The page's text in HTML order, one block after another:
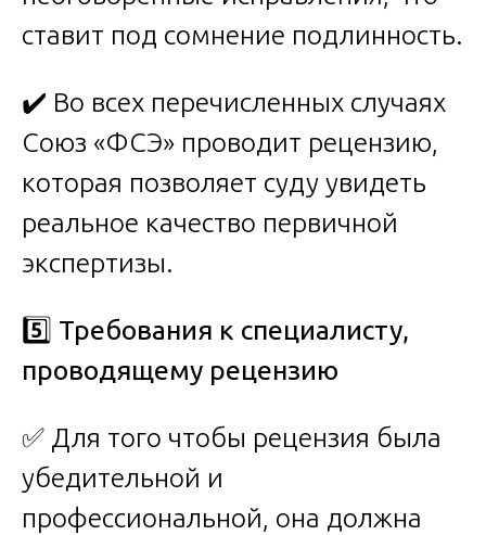
ставит под сомнение подлинность.
✔️ Во всех перечисленных случаях
Союз «ФСЭ» проводит рецензию,
которая позволяет суду увидеть
реальное качество первичной
экспертизы.
5️ Требования к специалисту,
проводящему рецензию
✅ Для того чтобы рецензия была
убедительной и
профессиональной, она должна